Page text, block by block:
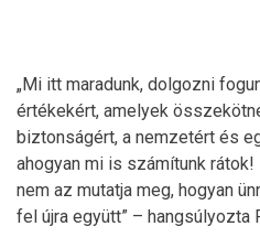
„Mi itt maradunk, dolgozni
értékekért, amelyek
biztonságért, a nemzetért és
ahogyan mi is számítunk
nem az mutatja meg, hogyan
fel újra együtt” – hangsúlyozta